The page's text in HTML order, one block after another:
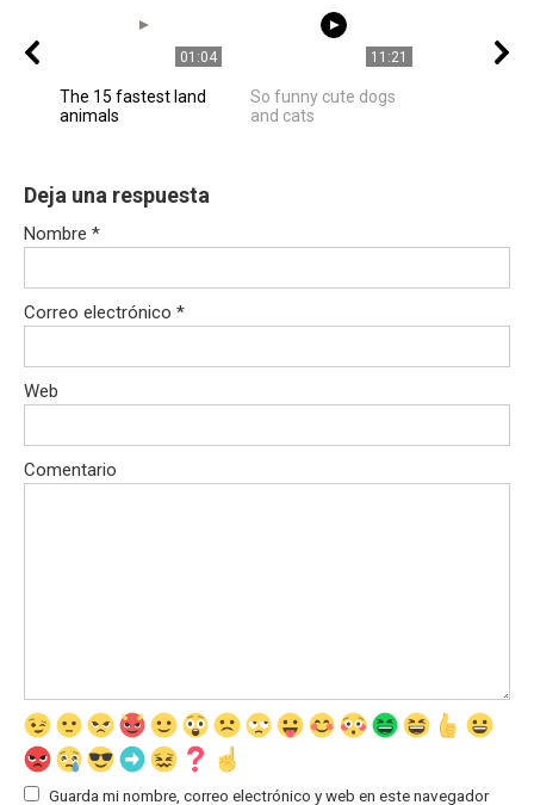
01:04
The 15 fastest land
animals
11:21
So funny cute dogs
and cats
Deja una respuesta
Nombre *
Correo electrónico *
Web
Comentario
Guarda mi nombre, correo electrónico y web en este navegador